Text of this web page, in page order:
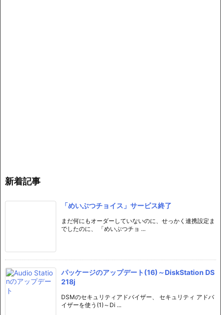
新着記事
「めいぶつチョイス」サービス終了
まだ何にもオーダーしていないのに、せっかく連携設定ま
でしたのに、 「めいぶつチョ ...
パッケージのアップデート(16)～DiskStation DS
218j
DSMのセキュリティアドバイザー、 セキュリティ アドバ
イザーを使う(1)～Di ...